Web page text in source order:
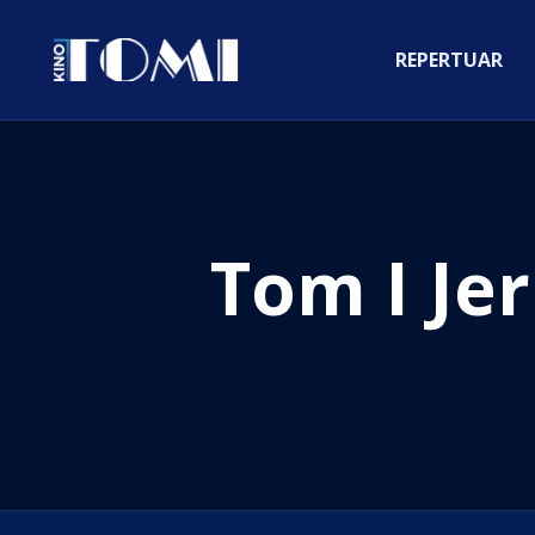
REPERTUAR
Tom I